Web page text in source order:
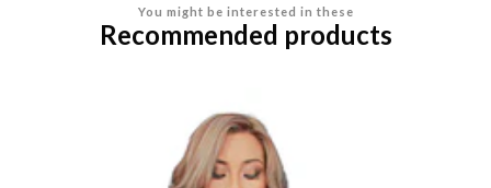
You might be interested in these
Recommended products